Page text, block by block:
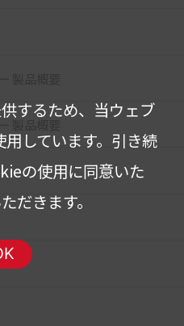
するため、当ウェブ
しています。 引き続
の使用に同意いた
だきます。